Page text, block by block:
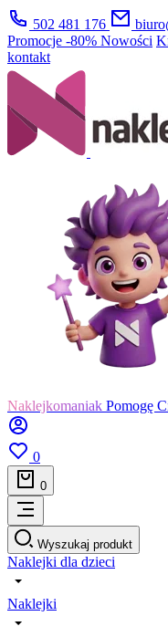
502 481 176
Promocje -80% Nowości
kontakt
Naklejkomaniak Pomogę
0
0
Wyszukaj produkt
Naklejki dla dzieci
Naklejki